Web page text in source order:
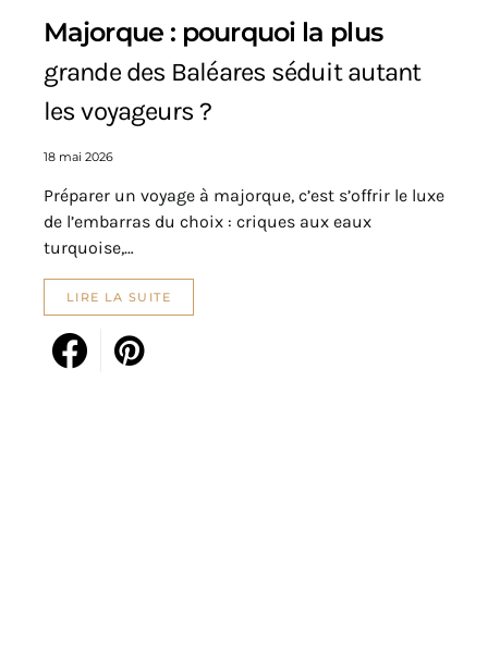
Majorque : pourquoi la plus
grande des Baléares séduit autant
les voyageurs ?
18 mai 2026
Préparer un voyage à majorque, c’est s’offrir le luxe
de l’embarras du choix : criques aux eaux
turquoise,…
LIRE LA SUITE